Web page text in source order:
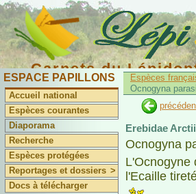
Carnets du
ESPACE PAPILLONS
Accueil national
Espèces courantes
Diaporama
Recherche
Espèces protégées
Reportages et dossiers >
Docs à télécharger
Espèces
Ocnogyna
Erebidae
Ocnogyna
L'Ocnogyne
l'Ecaille